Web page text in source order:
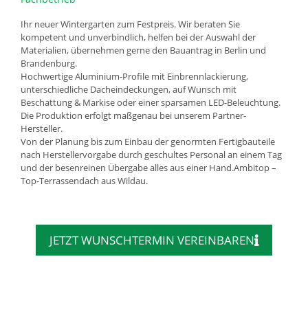
Ihr neuer Wintergarten zum Festpreis. Wir beraten Sie
kompetent und unverbindlich, helfen bei der Auswahl der
Materialien, übernehmen gerne den Bauantrag in Berlin und
Brandenburg.
Hochwertige Aluminium-Profile mit Einbrennlackierung,
unterschiedliche Dacheindeckungen, auf Wunsch mit
Beschattung & Markise oder einer sparsamen LED-Beleuchtung.
Die Produktion erfolgt maßgenau bei unserem Partner-
Hersteller.
Von der Planung bis zum Einbau der genormten Fertigbauteile
nach Herstellervorgabe durch geschultes Personal an einem Tag
und der besenreinen Übergabe alles aus einer Hand.Ambitop –
Top-Terrassendach aus Wildau.
JETZT WUNSCHTERMIN VEREINBAREN